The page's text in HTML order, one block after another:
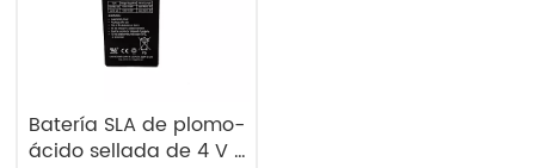
Batería SLA de plomo-
ácido sellada de 4 V y